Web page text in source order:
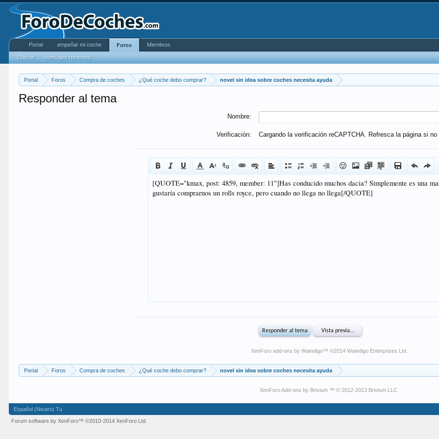
Portal Foros Compra de coches ¿Qué coche debo comprar? novel sin idea sobre coches necesita ayuda
Responder al tema
Nombre:
Verificación: Cargando la verificación reCAPTCHA. Refresca la página si no
XenForo add-ons by Waindigo™ ©2014 Waindigo Enterprises Ltd
Portal Foros Compra de coches ¿Qué coche debo comprar? novel sin idea sobre coches necesita ayuda
XenForo Add-ons by Brivium ™ © 2012-2013 Brivium LLC.
Portal empeñar mi coche Foros
Buscar Mensajes recientes
Miembros
Español (Neutro) Tu
Forum software by XenForo™©2010-2014 XenForo Ltd.